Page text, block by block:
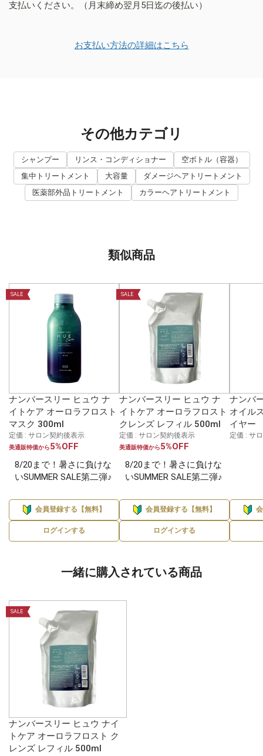
支払いください。（月末締め翌月5日迄の後払い）
お支払い方法の詳細はこちら
その他カテゴリ
シャンプー リンス・コンディショナー
空ボトル（容器）
集中トリートメント
大容量
ダメージヘアトリートメント
医薬部外品トリートメント
カラーヘアトリートメント
類似商品
SALE
ナンバースリー ヒュウ ナ
イトケア オーロラフロスト
マスク 300ml
定価 : サロン契約後表示
美通販特価から5%OFF
8/20まで！暑さに負けな
いSUMMER SALE第二弾♪
会員登録する【無料】
ログインする
SALE
ナンバースリー ヒュウ ナ
イトケア オーロラフロスト
クレンズ レフィル 500ml
定価 : サロン契約後表示
美通販特価から5%OFF
8/20まで！暑さに負けな
いSUMMER SALE第二弾♪
会員登録する【無料】
ログインする
ナンバ
オイル
イヤー
定価 : サ
一緒に購入されている商品
SALE
ナンバースリー ヒュウ ナイ
トケア オーロラフロスト ク
レンズ レフィル 500ml